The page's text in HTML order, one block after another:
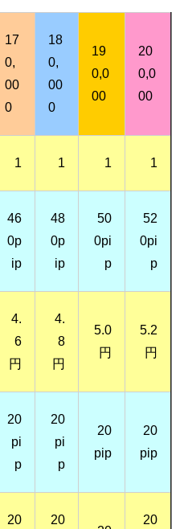
17
0,
00
0
18
0,
00
0
19
0,0
00
20
0,0
00
1 1 1 1
46
0p
ip
48
0p
ip
50
0pi
p
52
0pi
p
4.
6
円
4.
8
円
5.0
円
5.2
円
20
pi
p
20
pi
p
20
pip
20
pip
20
20
20